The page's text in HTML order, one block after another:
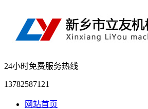
24小时免费服务热线
13782587121
网站首页